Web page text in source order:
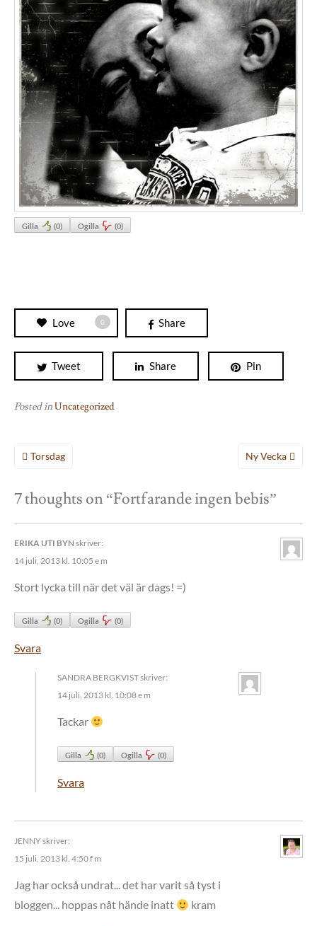
Gilla (0) Ogilla (0)
Love 0 Share
Tweet Share Pin
Posted inUncategorized
Inläggsnavigering
Torsdag Ny Vecka
7 thoughts on “Fortfarande ingen bebis”
ERIKA UTI BYNskriver:
14 juli, 2013 kl. 10:05 e m
Stort lycka till när det väl är dags! =)
Gilla (0) Ogilla (0)
Svara
SANDRA BERGKVISTskriver:
14 juli, 2013 kl. 10:08 e m
Tackar
Gilla (0) Ogilla (0)
Svara
JENNYskriver:
15 juli, 2013 kl. 4:50 f m
Jag har också undrat... det har varit så tyst i
bloggen... hoppas nåt hände inatt
kram